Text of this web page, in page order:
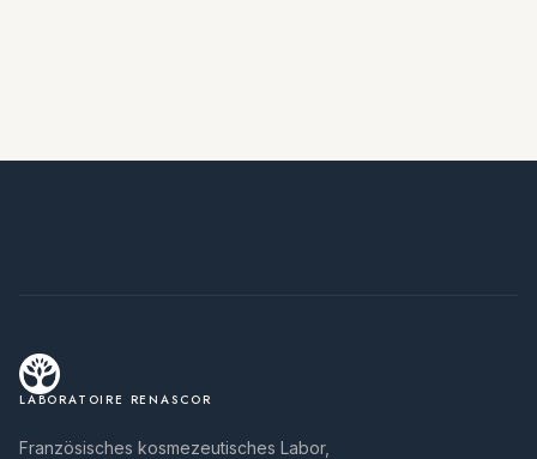
LABORATOIRE RENASCOR
Französisches kosmezeutisches Labor,